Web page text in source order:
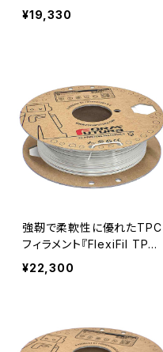
¥19,330
強靭で柔軟性に優れたTPC
フィラメント『FlexiFil TPC
40D』
¥22,300